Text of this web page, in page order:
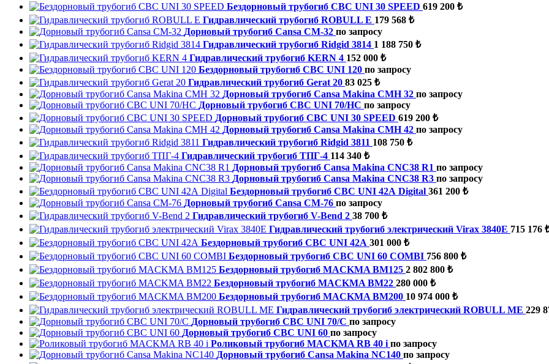
Бездорновый трубогиб CBC UNI 30 SPEED 619 200 ₺
Гидравлический трубогиб ROBULL E 179 568 ₺
Дорновый трубогиб Cansa CM-32 по запросу
Гидравлический трубогиб Ridgid 3814 1 188 750 ₺
Гидравлический трубогиб KERN 4 152 000 ₺
Бездорновый трубогиб CBC UNI 120 по запросу
Гидравлический трубогиб Gerat 20 83 025 ₺
Дорновый трубогиб Cansa Makina CMH 32 по запросу
Дорновый трубогиб CBC UNI 70/HС по запросу
Дорновый трубогиб CBC UNI 30 SPEED 619 200 ₺
Дорновый трубогиб Cansa Makina CMH 42 по запросу
Гидравлический трубогиб Ridgid 3811 108 750 ₺
Гидравлический трубогиб ТПГ-4 114 340 ₺
Дорновый трубогиб Cansa Makina CNC38 R1 по запросу
Дорновый трубогиб Cansa Makina CNC38 R3 по запросу
Бездорновый трубогиб CBC UNI 42А Digital 361 200 ₺
Дорновый трубогиб Cansa CM-76 по запросу
Гидравлический трубогиб V-Bend 2 38 700 ₺
Гидравлический трубогиб электрический Virax 3840E 715 176
Бездорновый трубогиб CBC UNI 42А 301 000 ₺
Бездорновый трубогиб CBC UNI 60 COMBI 756 800 ₺
Бездорновый трубогиб MACKMA BM125 2 802 800 ₺
Бездорновый трубогиб MACKMA BM22 280 000 ₺
Бездорновый трубогиб MACKMA BM200 10 974 000 ₺
Гидравлический трубогиб электрический ROBULL ME 229
Дорновый трубогиб CBC UNI 70/C по запросу
Дорновый трубогиб CBC UNI 60 по запросу
Роликовый трубогиб MACKMA RB 40 i по запросу
Дорновый трубогиб Cansa Makina NC140 по запросу